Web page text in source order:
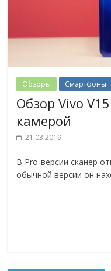
Обзоры Смартфоны
Обзор Vivo
камерой
21.03.2019
В Pro-версии сканер
обычной версии он